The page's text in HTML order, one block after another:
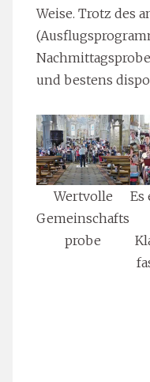
Weise. Trotz des
und bestens
Wertvolle
Gemeinschafts
probe
Es